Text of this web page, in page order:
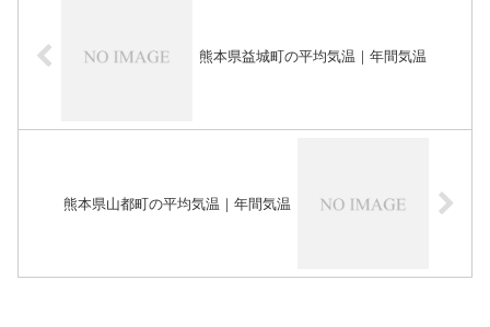
熊本県益城町の平均気温｜年間気温
熊本県山都町の平均気温｜年間気温